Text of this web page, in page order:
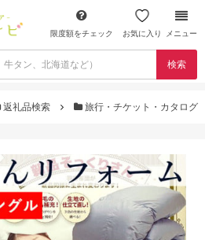
限度額をチェック お気に入り メニュー
検索
返礼品検索 旅行・チケット・カタログ